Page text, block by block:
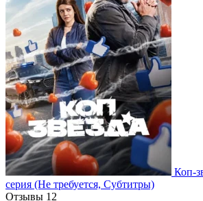
Коп-
серия (Не требуется, Субтитры)
Отзывы 12